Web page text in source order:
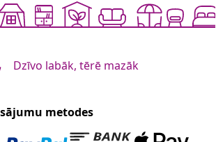
Dzīvo labāk, tērē mazāk
metodes